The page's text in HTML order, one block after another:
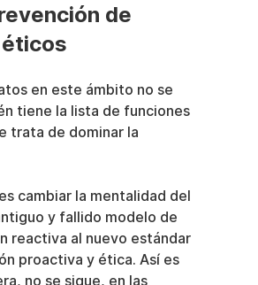
de
en este ámbito no se
tiene la lista de funciones
trata de dominar la
cambiar la mentalidad del
y fallido modelo de
reactiva al nuevo estándar
proactiva y ética. Así es
no se sigue, en las